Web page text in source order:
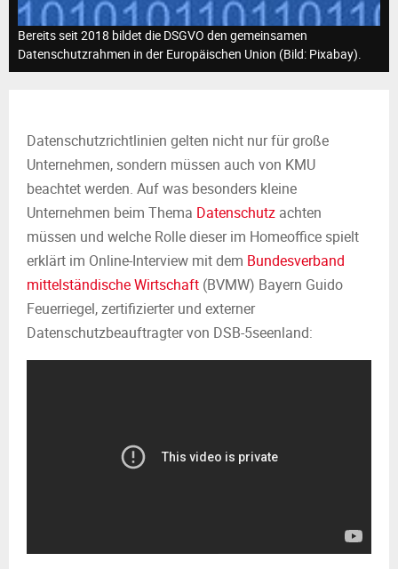
M
N
U
Bereits seit 2018 bildet die DSGVO den gemeinsamen
Datenschutzrahmen in der Europäischen Union (Bild: Pixabay).
Datenschutzrichtlinien gelten nicht nur für große
Unternehmen, sondern müssen auch von KMU
beachtet werden. Auf was besonders kleine
Unternehmen beim Thema Datenschutz achten
müssen und welche Rolle dieser im Homeoffice spielt
erklärt im Online-Interview mit dem Bundesverband
mittelständische Wirtschaft (BVMW) Bayern Guido
Feuerriegel, zertifizierter und externer
Datenschutzbeauftragter von DSB-5seenland: